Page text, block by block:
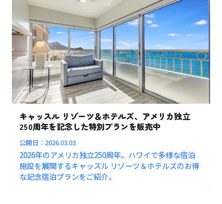
キャッスル リゾーツ＆ホテルズ、アメリカ独立
250周年を記念した特別プランを販売中
公開日：2026.03.03
2026年のアメリカ独立250周年。ハワイで多様な宿泊
施設を展開するキャッスル リゾーツ＆ホテルズのお得
な記念宿泊プランをご紹介。